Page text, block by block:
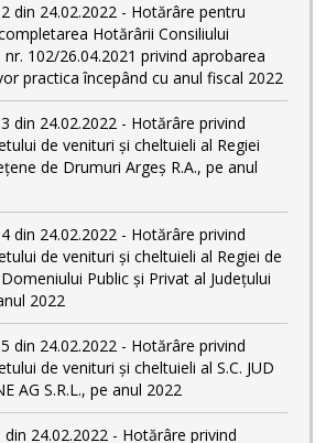
din 24.02.2022 - Hotărâre pentru
Hotărârii Consiliului
nr. 102/26.04.2021 privind aprobarea
practica începând cu anul fiscal 2022
din 24.02.2022 - Hotărâre privind
de venituri și cheltuieli al Regiei
de Drumuri Argeș R.A., pe anul
din 24.02.2022 - Hotărâre privind
de venituri și cheltuieli al Regiei de
Public și Privat al Județului
2022
din 24.02.2022 - Hotărâre privind
de venituri și cheltuieli al S.C. JUD
AG S.R.L., pe anul 2022
24.02.2022 - Hotărâre privind